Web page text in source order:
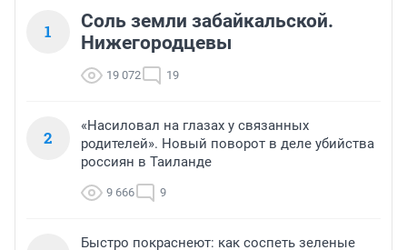
1
Соль земли забайкальской.
Нижегородцевы
19 072 19
2
«Насиловал на глазах у связанных
родителей». Новый поворот в деле убийства
россиян в Таиланде
9 666 9
Быстро покраснеют: как соспеть зеленые